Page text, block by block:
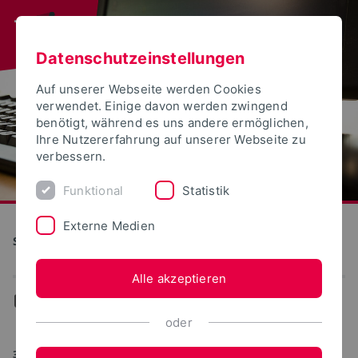
S(kim) - Service Kommunikation Information Medien
... Unterstützung/Support
31.10.2025
Datenschutzeinstellungen
Auf unserer Webseite werden Cookies
verwendet. Einige davon werden zwingend
benötigt, während es uns andere ermöglichen,
Ihre Nutzererfahrung auf unserer Webseite zu
verbessern.
Funktional Statistik
Externe Medien
Alle akzeptieren
oder